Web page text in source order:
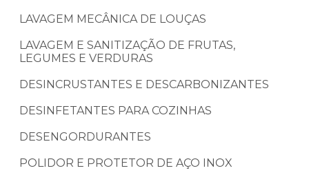
LAVAGEM MECÂNICA DE LOUÇAS
LAVAGEM E SANITIZAÇÃO DE FRUTAS,
LEGUMES E VERDURAS
DESINCRUSTANTES E DESCARBONIZANTES
DESINFETANTES PARA COZINHAS
DESENGORDURANTES
POLIDOR E PROTETOR DE AÇO INOX